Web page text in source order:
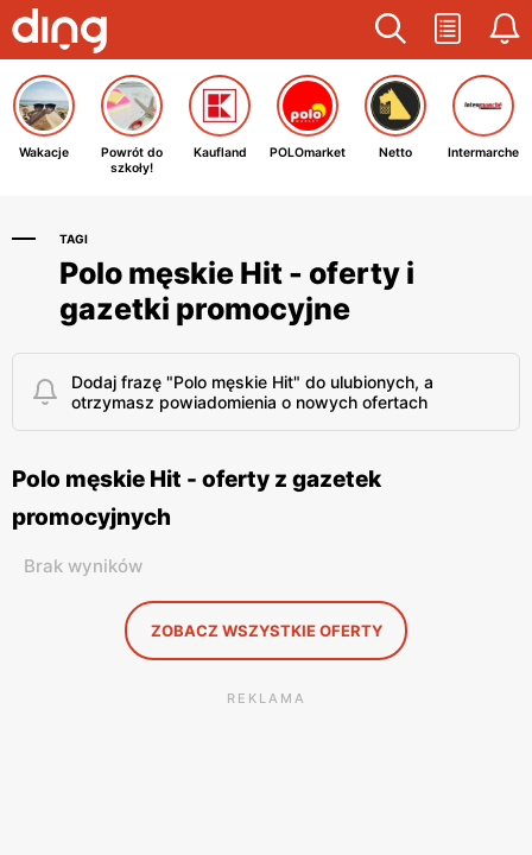
Wakacje
Powrót do
szkoły!
Kaufland POLOmarket Netto Intermarche
TAGI
Polo męskie Hit - oferty i
gazetki promocyjne
Dodaj frazę "Polo męskie Hit" do ulubionych, a
otrzymasz powiadomienia o nowych ofertach
Polo męskie Hit - oferty z gazetek
promocyjnych
Brak wyników
ZOBACZ WSZYSTKIE OFERTY
REKLAMA